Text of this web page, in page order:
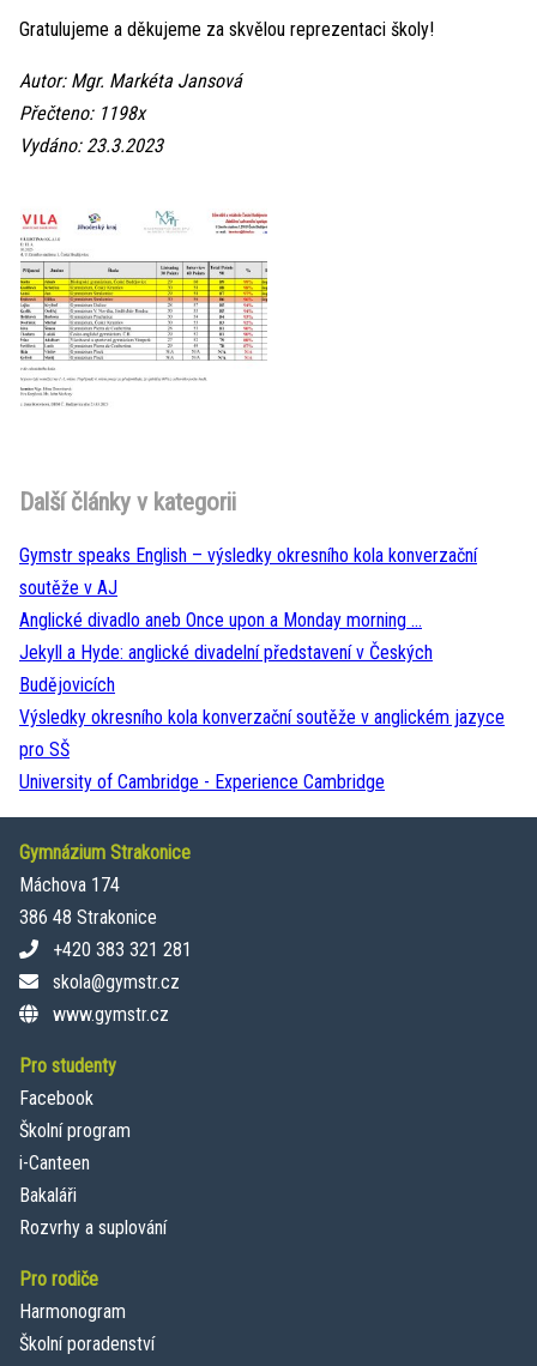
Gratulujeme a děkujeme za skvělou reprezentaci školy!
Autor: Mgr. Markéta Jansová
Přečteno: 1198x
Vydáno: 23.3.2023
Další články v kategorii
Gymstr speaks English – výsledky okresního kola konverzační
soutěže v AJ
Anglické divadlo aneb Once upon a Monday morning …
Jekyll a Hyde: anglické divadelní představení v Českých
Budějovicích
Výsledky okresního kola konverzační soutěže v anglickém jazyce
pro SŠ
University of Cambridge - Experience Cambridge
Gymnázium Strakonice
Máchova 174
386 48 Strakonice
+420 383 321 281
skola@gymstr.cz
www.gymstr.cz
Pro studenty
Facebook
Školní program
i-Canteen
Bakaláři
Rozvrhy a suplování
Pro rodiče
Harmonogram
Školní poradenství